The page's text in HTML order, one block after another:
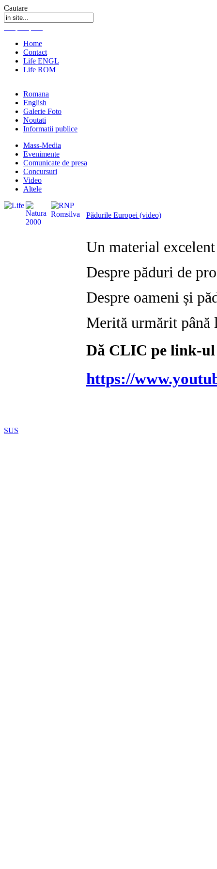
Cautare
Home
Contact
Life ENGL
Life ROM
Romana
English
Galerie Foto
Noutati
Informatii publice
Mass-Media
Evenimente
Comunicate de presa
Concursuri
Video
Altele
Pădurile Europei (video)
Un material
Despre păduri de
Despre oameni și
Merită urmărit până
Dă CLIC pe link-
https://
SUS